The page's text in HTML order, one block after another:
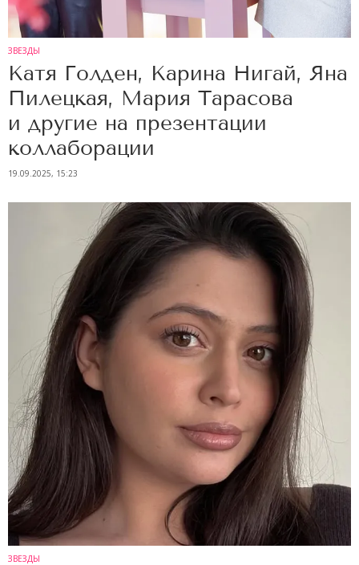
ЗВЕЗДЫ
Катя Голден, Карина Нигай, Яна
Пилецкая, Мария Тарасова
и другие на презентации
коллаборации
19.09.2025, 15:23
ЗВЕЗДЫ